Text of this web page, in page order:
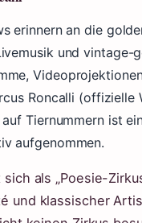
erinnern an die
und vintage-
Roncalli (offizielle
Tiernummern ist
aufgenommen.
als „Poesie-
und klassischer